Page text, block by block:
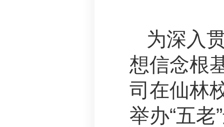
为深入
想信念根
司在仙林
举办“五